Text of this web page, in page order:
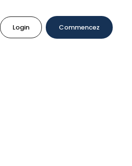
Login Commencez